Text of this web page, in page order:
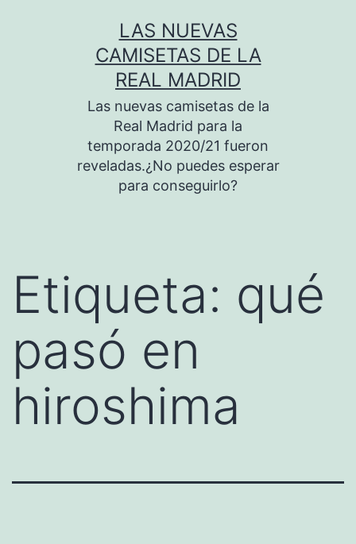
LAS NUEVAS
CAMISETAS DE LA
REAL MADRID
Las nuevas camisetas de la
Real Madrid para la
temporada 2020/21 fueron
reveladas.¿No puedes esperar
para conseguirlo?
Etiqueta: qué
pasó en
hiroshima